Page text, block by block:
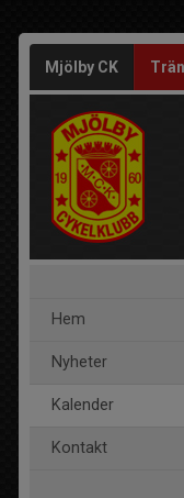
Mjölby CK
Hem
Nyheter
Kalender
Kontakt